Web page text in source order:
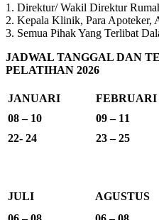
1. Direktur/ Wakil Direktur
2. Kepala Klinik, Para Apoteker,
3. Semua Pihak Yang Terlibat
JADWAL TANGGAL DAN
PELATIHAN 2026
JANUARI FEBRUARI
08 – 10
09 – 11
22- 24
23 – 25
JULI AGUSTUS